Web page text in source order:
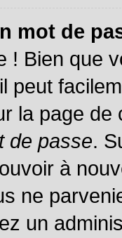
mot de
! Bien que
peut
la page
de passe.
à
ne
un